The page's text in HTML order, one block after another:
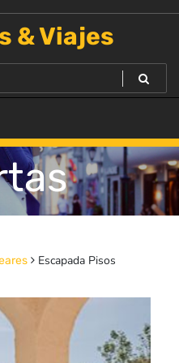
& Viajes
Escapada Pisos